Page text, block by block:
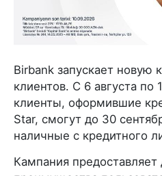
Birbank запускает новую
клиентов. С 6 августа по
клиенты, оформившие
Star, смогут до 30
наличные с кредитного
Кампания